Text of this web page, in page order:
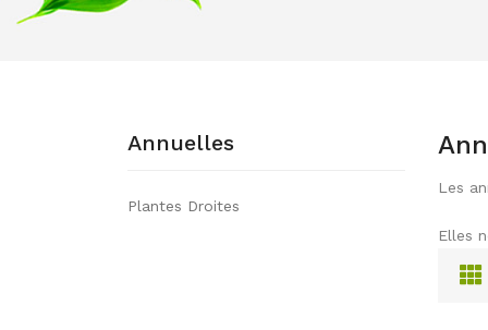
Annuelles
Plantes Droites
Les
Elles